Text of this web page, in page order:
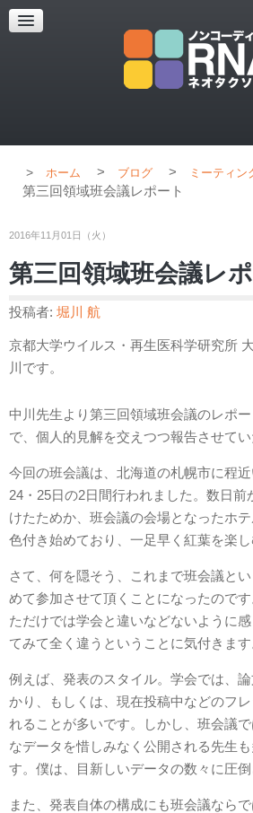
超解像顕微鏡
超解像顕微鏡の紹介
ホーム > ブログ > ミーティン
第三回領域班会議レポート
2016年11月01日（火）
第三回領域班会議レ
投稿者: 堀川 航
京都大学ウイルス・再生医科学研究所
川です。
中川先生より第三回領域班会議のレポ
で、個人的見解を交えつつ報告させてい
今回の班会議は、北海道の札幌市に程
24・25日の2日間行われました。数日前
けたためか、班会議の会場となったホ
色付き始めており、一足早く紅葉を楽し
さて、何を隠そう、これまで班会議と
めて参加させて頂くことになったので
ただけでは学会と違いなどないように
てみて全く違うということに気付きます
例えば、発表のスタイル。学会では、
かり、もしくは、現在投稿中などのフ
れることが多いです。しかし、班会議
なデータを惜しみなく公開される先生
す。僕は、目新しいデータの数々に圧倒
また、発表自体の構成にも班会議ならで